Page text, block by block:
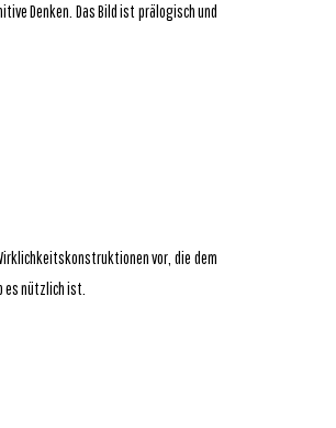
Denken. Das Bild ist prälogisch und
vor, die dem
es nützlich ist.